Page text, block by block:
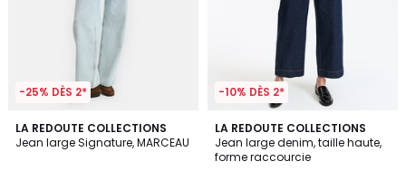
-25% DÈS 2*
LA REDOUTE COLLECTIONS
Jean large Signature, MARCEAU
4,5
/ 5
6
Couleurs
-10% DÈS 2*
LA REDOUTE COLLECTIONS
Jean large denim, taille haute,
forme raccourcie
4,4
/ 5
3
Couleurs